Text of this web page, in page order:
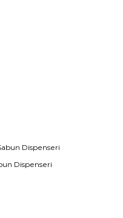
Dispenseri
Dispenseri